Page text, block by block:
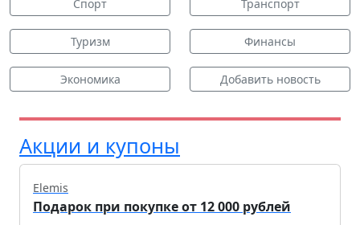
Спорт Транспорт
Туризм Финансы
Экономика Добавить новость
Акции и купоны
Elemis
Подарок при покупке от 12 000 рублей